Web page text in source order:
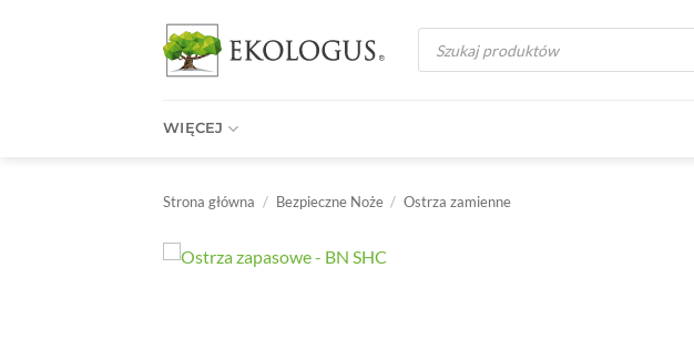
Wyszukiwarka
produktów
WIĘCEJ
Strona główna / Bezpieczne Noże / Ostrza zamienne